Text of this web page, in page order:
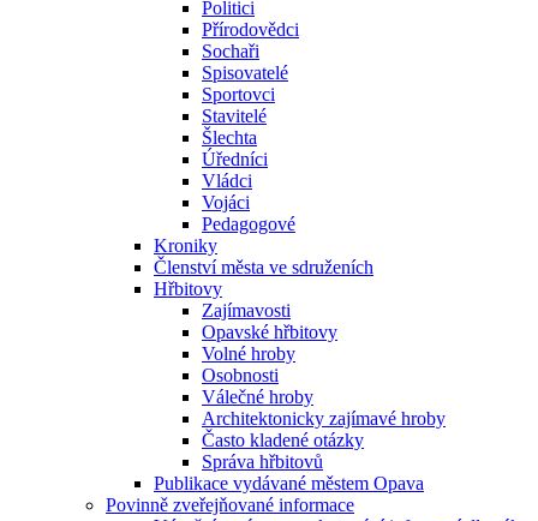
Politici
Přírodovědci
Sochaři
Spisovatelé
Sportovci
Stavitelé
Šlechta
Úředníci
Vládci
Vojáci
Pedagogové
Kroniky
Členství města ve sdruženích
Hřbitovy
Zajímavosti
Opavské hřbitovy
Volné hroby
Osobnosti
Válečné hroby
Architektonicky zajímavé hroby
Často kladené otázky
Správa hřbitovů
Publikace vydávané městem Opava
Povinně zveřejňované informace